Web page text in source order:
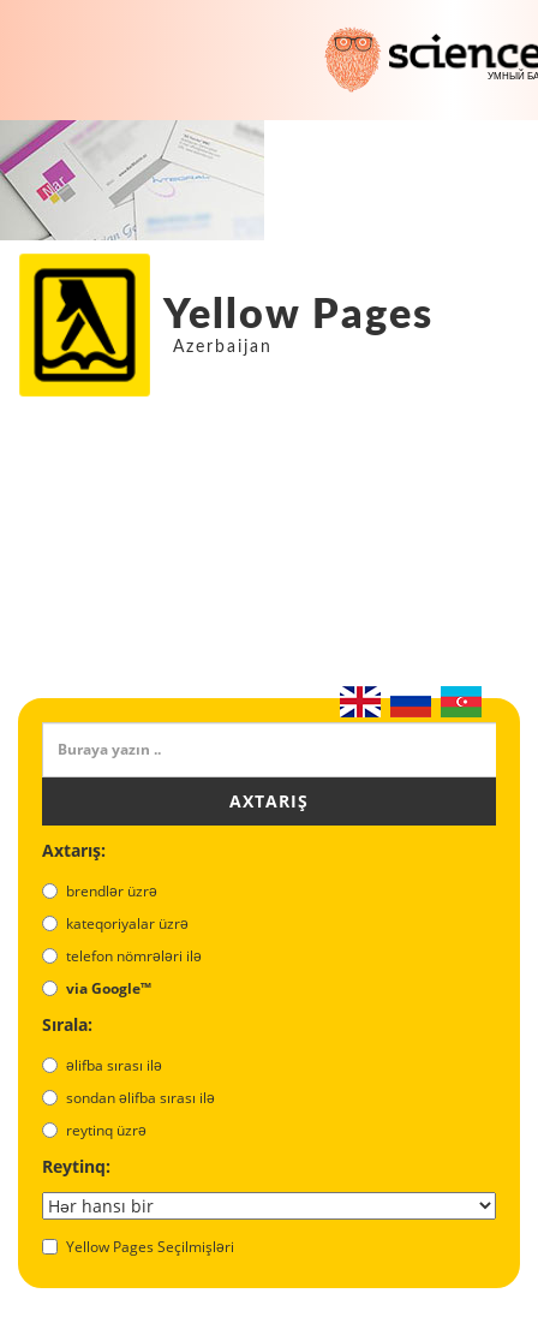
Yellow Pages
Azerbaijan
AXTARIŞ
Axtarış:
brendlər üzrə
kateqoriyalar üzrə
telefon nömrələri ilə
via Google™
Sırala:
əlifba sırası ilə
sondan əlifba sırası ilə
reytinq üzrə
Reytinq:
Yellow Pages Seçilmişləri